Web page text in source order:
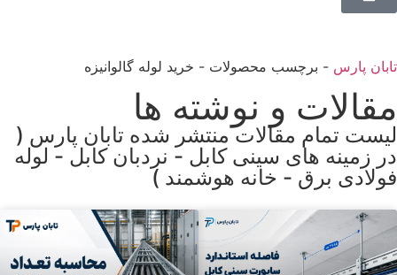
تابان پارس - برچسب محصولات - خرید لوله گالوانیزه
مقالات و نوشته ها
لیست تمام مقالات منتشر شده تابان پارس (
در زمینه های سینی کابل - نردبان کابل - لوله
فولادی برق - خانه هوشمند )